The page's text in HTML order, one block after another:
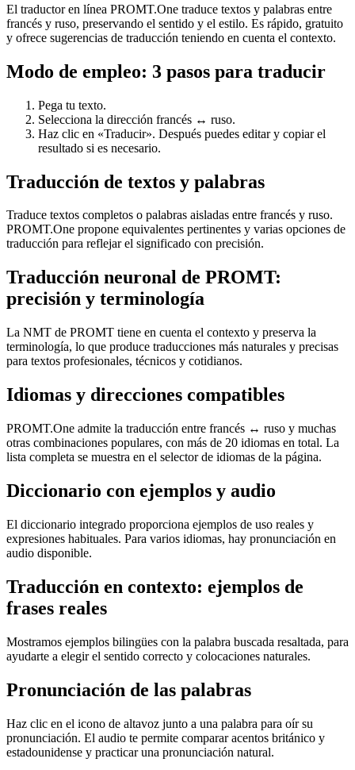
El traductor en línea PROMT.One traduce textos y palabras entre
francés y ruso, preservando el sentido y el estilo. Es rápido, gratuito
y ofrece sugerencias de traducción teniendo en cuenta el contexto.
Modo de empleo: 3 pasos para traducir
Pega tu texto.
Selecciona la dirección francés ↔ ruso.
Haz clic en «Traducir». Después puedes editar y copiar el
resultado si es necesario.
Traducción de textos y palabras
Traduce textos completos o palabras aisladas entre francés y ruso.
PROMT.One propone equivalentes pertinentes y varias opciones de
traducción para reflejar el significado con precisión.
Traducción neuronal de PROMT:
precisión y terminología
La NMT de PROMT tiene en cuenta el contexto y preserva la
terminología, lo que produce traducciones más naturales y precisas
para textos profesionales, técnicos y cotidianos.
Idiomas y direcciones compatibles
PROMT.One admite la traducción entre francés ↔ ruso y muchas
otras combinaciones populares, con más de 20 idiomas en total. La
lista completa se muestra en el selector de idiomas de la página.
Diccionario con ejemplos y audio
El diccionario integrado proporciona ejemplos de uso reales y
expresiones habituales. Para varios idiomas, hay pronunciación en
audio disponible.
Traducción en contexto: ejemplos de
frases reales
Mostramos ejemplos bilingües con la palabra buscada resaltada, para
ayudarte a elegir el sentido correcto y colocaciones naturales.
Pronunciación de las palabras
Haz clic en el icono de altavoz junto a una palabra para oír su
pronunciación. El audio te permite comparar acentos británico y
estadounidense y practicar una pronunciación natural.